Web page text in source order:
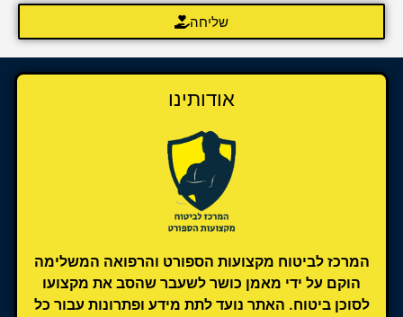
שליחה
אודותינו
המרכז לביטוח מקצועות הספורט והרפואה המשלימה
הוקם על ידי מאמן כושר לשעבר שהסב את מקצועו
לסוכן ביטוח. האתר נועד לתת מידע ופתרונות עבור כל